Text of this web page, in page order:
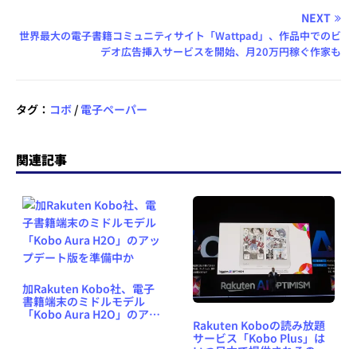
NEXT
世界最大の電子書籍コミュニティサイト「Wattpad」、作品中でのビ
デオ広告挿入サービスを開始、月20万円稼ぐ作家も
タグ： コボ / 電子ペーパー
関連記事
加Rakuten Kobo社、電子
書籍端末のミドルモデル
「Kobo Aura H2O」のアッ
Rakuten Koboの読み放題
サービス「Kobo Plus」は